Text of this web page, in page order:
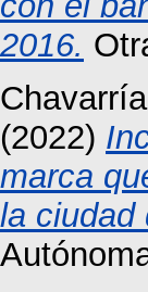
2016.
(2022)
marca
la ciudad